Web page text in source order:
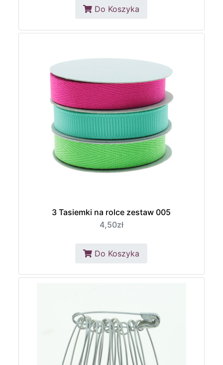
Do Koszyka
3 Tasiemki na rolce zestaw 005
4,50zł
Do Koszyka